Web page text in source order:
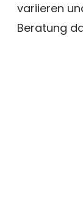
variieren
Beratung